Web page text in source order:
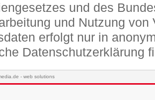
und des
und Nutzung von
erfolgt nur in
Datenschutzerklärung
- web solutions